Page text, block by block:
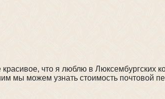
что я люблю в Люксембургских
мы можем узнать стоимость почтовой